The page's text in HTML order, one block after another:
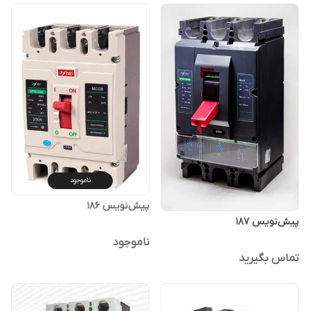
پیش‌نویس ۱۸۷
تماس بگیرید
ناموجود
پیش‌نویس ۱۸۶
ناموجود